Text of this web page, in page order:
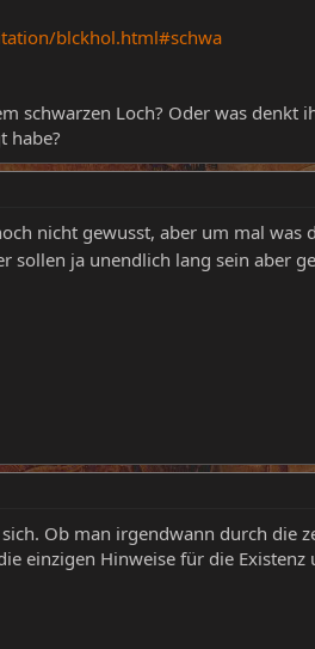
blckhol.html#schwa
schwarzen Loch? Oder was
habe?
nicht gewusst, aber um mal was
sollen ja unendlich lang sein aber
sich. Ob man irgendwann durch
einzigen Hinweise für die Existenz